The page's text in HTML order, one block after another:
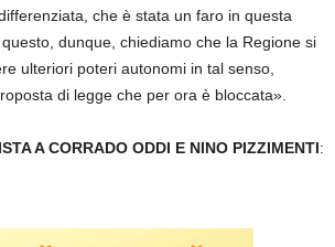
che è stata un faro in questa
dunque, chiediamo che la Regione si
ulteriori poteri autonomi in tal senso,
di legge che per ora è bloccata».
A CORRADO ODDI E NINO PIZZIMENTI: